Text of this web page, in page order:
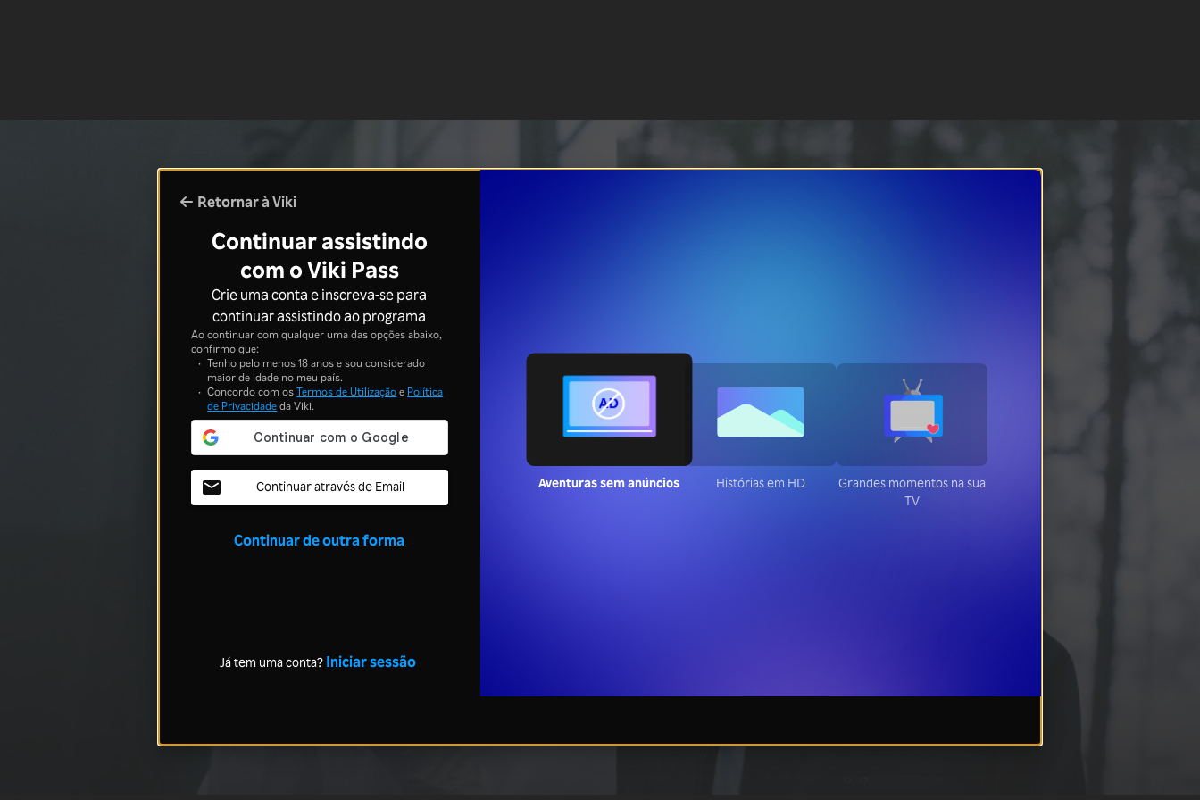
Retornar à Viki
Continuar assistindo
com o Viki Pass
Crie uma conta e inscreva-se para
continuar assistindo ao programa
Ao continuar com qualquer uma das opções abaixo,
confirmo que:
Tenho pelo menos 18 anos e sou considerado
maior de idade no meu país.
Concordo com osTermos de Utilizaçãoe Política
de Privacidadeda Viki.
Continuar através de Email
Continuar de outra forma
Já tem uma conta? Iniciar sessão
Aventuras sem anúncios Histórias em HD
Grandes momentos na sua
TV